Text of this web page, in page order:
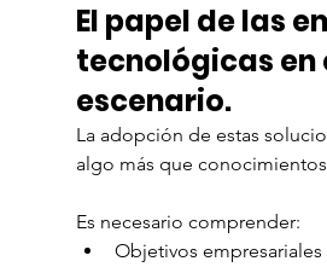
El papel de las
tecnológicas en
escenario.
La adopción de estas
algo más que
Es necesario comprender:
Objetivos empresariales